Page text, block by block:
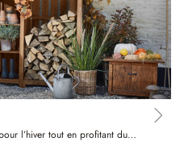
Ces belles journées où l’on se prépare pour l’hiver tout en profitant du soleil